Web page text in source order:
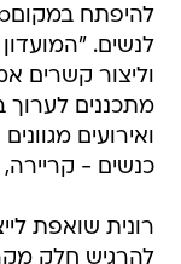
לנשים.
וליצור קשרים
מתכננים לערוך
ואירועים
כנשים - קריירה,
רונית שואפת
להרגיש חלק